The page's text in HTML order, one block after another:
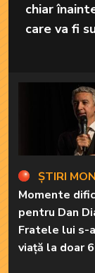
chiar
care va fi
ȘTIRI
Momente
pentru Dan
Fratele lui s-
viață la doar